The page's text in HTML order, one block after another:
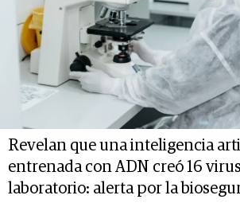
Revelan que una inteligencia
entrenada con ADN creó 16
laboratorio: alerta por la